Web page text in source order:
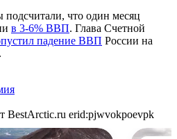
подсчитали, что один месяц
в 3-6% ВВП. Глава Счетной
падение ВВП России на
BestArctic.ru erid:pjwvokpoevpk